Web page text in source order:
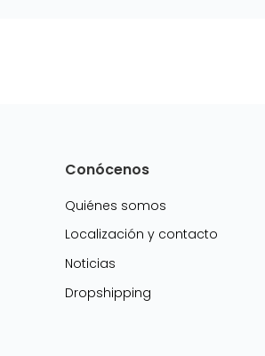
Conócenos
Quiénes somos
Localización y contacto
Noticias
Dropshipping